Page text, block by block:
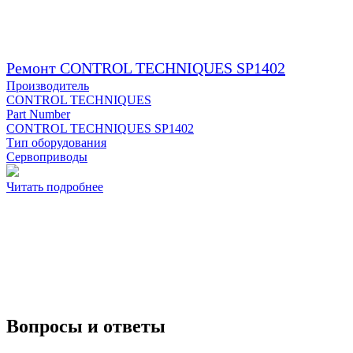
Ремонт CONTROL TECHNIQUES SP1402
Производитель
CONTROL TECHNIQUES
Part Number
CONTROL TECHNIQUES SP1402
Тип оборудования
Сервоприводы
Читать подробнее
Вопросы и ответы